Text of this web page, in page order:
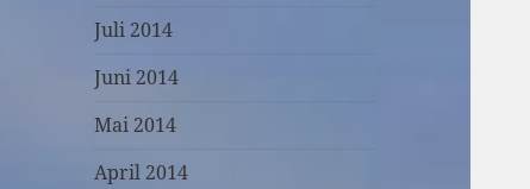
Juli 2014
Juni 2014
Mai 2014
April 2014